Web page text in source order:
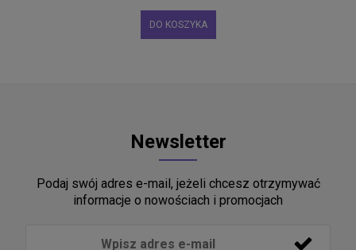
DO KOSZYKA
Newsletter
Podaj swój adres e-mail, jeżeli chcesz otrzymywać
informacje o nowościach i promocjach